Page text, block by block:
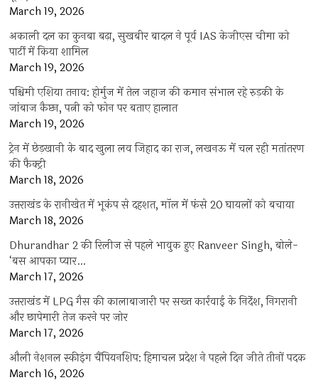
March 19, 2026
अकाली दल का कुनबा बढ़ा, सुखबीर बादल ने पूर्व IAS केजीएस चीमा को
पार्टी में किया शामिल
March 19, 2026
पश्चिमी एशिया तनाव: होर्मुज में तेल जहाज की कमान संभाल रहे रुड़की के
जांबाज कैप्टन, पत्नी को फोन पर बताए हालात
March 19, 2026
ट्रेन में छेड़खानी के बाद खुला लव जिहाद का राज, लखनऊ में चल रही मतांतरण
की फैक्ट्री
March 18, 2026
उत्तराखंड के रानीखेत में भूकंप से दहशत, मॉल में फंसे 20 घायलों को बचाया
March 18, 2026
Dhurandhar 2 की रिलीज से पहले भावुक हुए Ranveer Singh, बोले-
‘बस आपका प्यार…
March 17, 2026
उत्तराखंड में LPG गैस की कालाबाजारी पर सख्त कार्रवाई के निर्देश, निगरानी
और छापेमारी तेज करने पर जोर
March 17, 2026
औली नेशनल स्कीइंग चैंपियनशिप: हिमाचल प्रदेश ने पहले दिन जीते तीनों पदक
March 16, 2026